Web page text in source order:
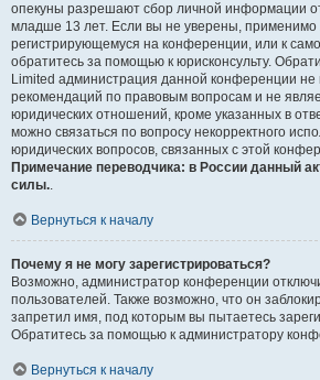
опекуны разрешают сбор личной информации
младше 13 лет. Если вы не уверены, применимо
регистрирующемуся на конференции, или к
обратитесь за помощью к юрисконсульту.
Limited администрация данной конференции не
рекомендаций по правовым вопросам и не
юридических отношений, кроме указанных в
можно связаться по вопросу некорректного
юридических вопросов, связанных с этой
Примечание переводчика: в России данный
силы..
Вернуться к началу
Почему я не могу зарегистрироваться?
Возможно, администратор конференции
пользователей. Также возможно, что он
запретил имя, под которым вы пытаетесь
Обратитесь за помощью к администратору
Вернуться к началу